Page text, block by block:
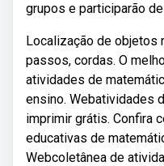
grupos e participarão
Localização de objetos
passos, cordas. O
atividades de
ensino. Webatividades
imprimir grátis. Confira
educativas de
Webcoletânea de